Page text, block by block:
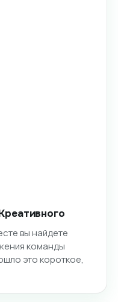
вы найдете
команды
это короткое,